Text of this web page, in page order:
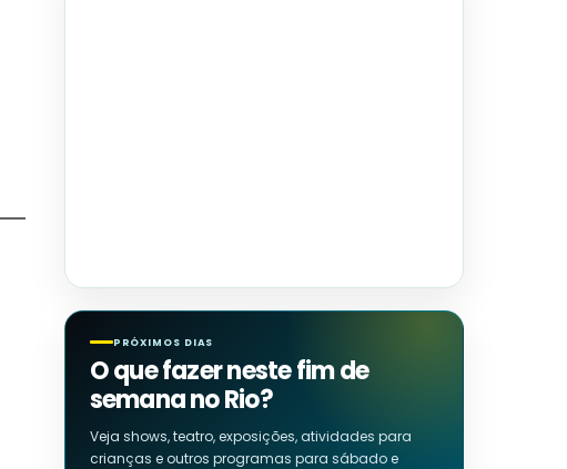
PRÓXIMOS DIAS
O que fazer neste fim de
semana no Rio?
Veja shows, teatro, exposições, atividades para
crianças e outros programas para sábado e